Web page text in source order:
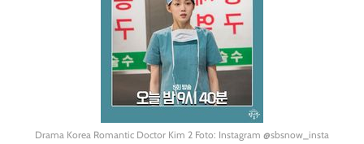
Drama Korea Romantic Doctor Kim 2 Foto: Instagram @sbsnow_insta